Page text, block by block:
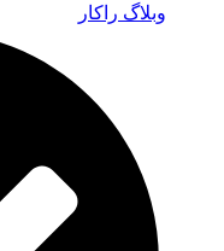
وبلاگ راکار